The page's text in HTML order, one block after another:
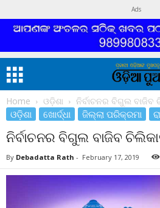
Ads
Home ଓଡ଼ିଶା ନିର୍ବାଚନର ବିଗୁଲ ବାଜିବ
ଓଡ଼ିଶା ଖୋର୍ଦ୍ଧା ଜିଲ୍ଲା ପରିକ୍ରମା
ନିର୍ବାଚନର ବିଗୁଲ ବାଜିବ
By Debadatta Rath - February 17, 2019